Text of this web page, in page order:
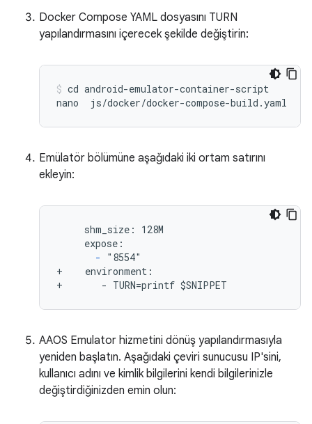
Docker Compose YAML dosyasını TURN
yapılandırmasını içerecek şekilde değiştirin:
cd android-emulator-container-script
Emülatör bölümüne aşağıdaki iki ortam satırını
ekleyin:
     shm_size: 128M
     expose:
-
"8554"
+    environment:
+       - TURN=printf $SNIPPET
AAOS Emulator hizmetini dönüş yapılandırmasıyla
yeniden başlatın. Aşağıdaki çeviri sunucusu IP'sini,
kullanıcı adını ve kimlik bilgilerini kendi bilgilerinizle
değiştirdiğinizden emin olun: